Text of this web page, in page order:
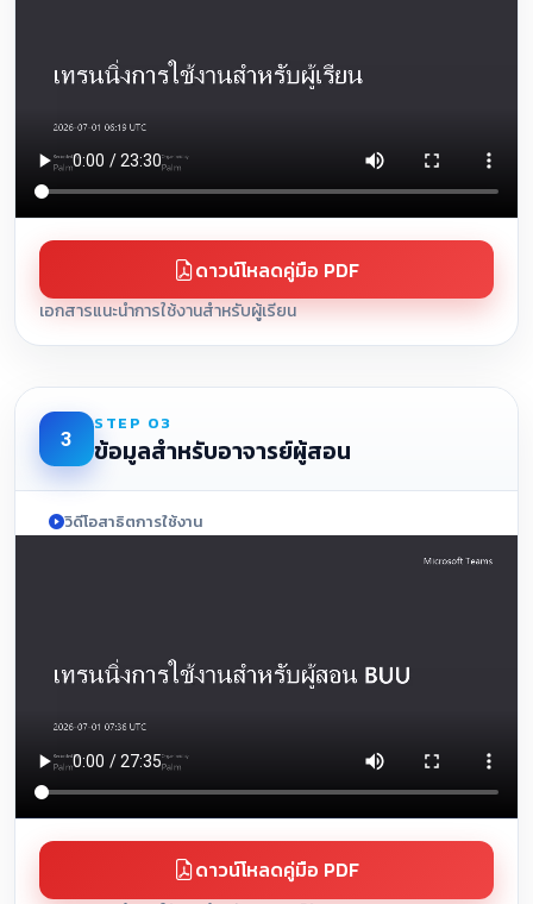
ดาวน์โหลดคู่มือ PDF
เอกสารแนะนำการใช้งานสำหรับผู้เรียน
3
STEP 03
ข้อมูลสำหรับอาจารย์ผู้สอน
วิดีโอสาธิตการใช้งาน
ดาวน์โหลดคู่มือ PDF